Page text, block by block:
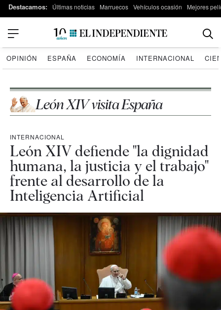
Destacamos: Últimas noticias Marruecos Vehículos ocasión Mejores
OPINIÓN ESPAÑA ECONOMÍA INTERNACIONAL
León XIV visita España
INTERNACIONAL
León XIV defiende "la dignidad
humana, la justicia y el trabajo"
frente al desarrollo de la
Inteligencia Artificial